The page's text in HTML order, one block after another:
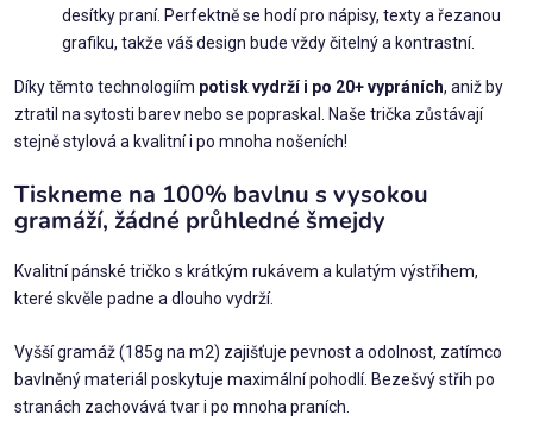
desítky praní. Perfektně se hodí pro nápisy, texty a řezanou
grafiku, takže váš design bude vždy čitelný a kontrastní.
Díky těmto technologiím potisk vydrží i po 20+ vypráních, aniž by
ztratil na sytosti barev nebo se popraskal. Naše trička zůstávají
stejně stylová a kvalitní i po mnoha nošeních!
Tiskneme na 100% bavlnu s vysokou
gramáží, žádné průhledné šmejdy
Kvalitní pánské tričko s krátkým rukávem a kulatým výstřihem,
které skvěle padne a dlouho vydrží.
Vyšší gramáž (185g na m2) zajišťuje pevnost a odolnost, zatímco
bavlněný materiál poskytuje maximální pohodlí. Bezešvý střih po
stranách zachovává tvar i po mnoha praních.